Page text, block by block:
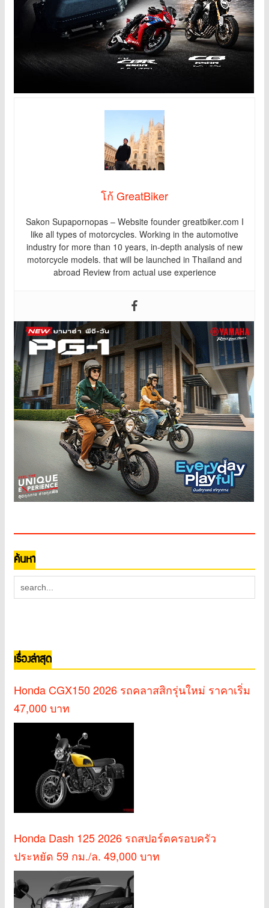
โก้ GreatBiker
Sakon Supapornopas – Website founder greatbiker.com I
like all types of motorcycles. Working in the automotive
industry for more than 10 years, in-depth analysis of new
motorcycle models. that will be launched in Thailand and
abroad Review from actual use experience
ค้นหา
เรื่องล่าสุด
Honda CGX150 2026 รถคลาสสิกรุ่นใหม่ ราคาเริ่ม
47,000 บาท
Honda Dash 125 2026 รถสปอร์ตครอบครัว
ประหยัด 59 กม./ล. 49,000 บาท